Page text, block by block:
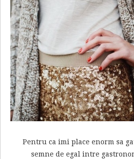
Pentru ca imi place enorm sa
semne de egal intre